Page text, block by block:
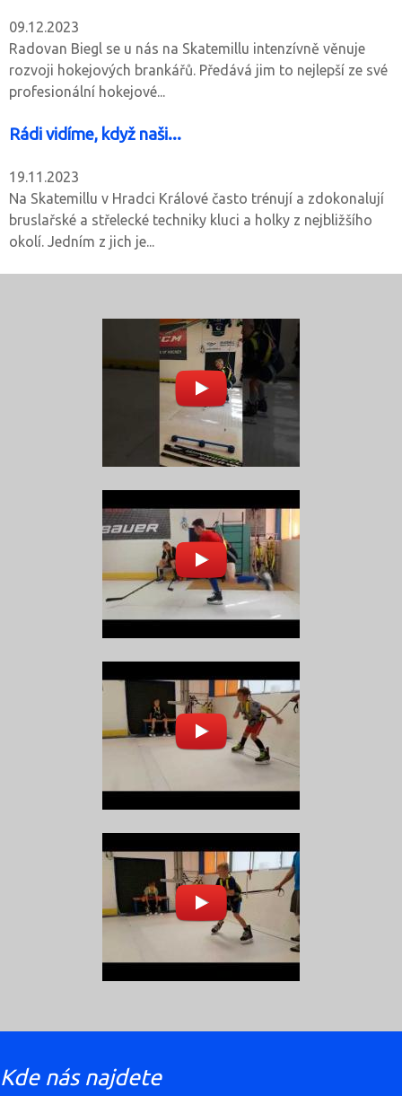
09.12.2023
Radovan Biegl se u nás na Skatemillu intenzívně věnuje
rozvoji hokejových brankářů. Předává jim to nejlepší ze své
profesionální hokejové...
Rádi vidíme, když naši...
19.11.2023
Na Skatemillu v Hradci Králové často trénují a zdokonalují
bruslařské a střelecké techniky kluci a holky z nejbližšího
okolí. Jedním z jich je...
Kde nás najdete